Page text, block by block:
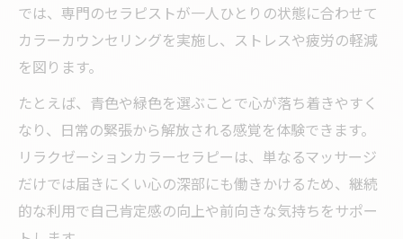
では、専門のセラピストが一人ひとりの状態に合わせて
カラーカウンセリングを実施し、ストレスや疲労の軽減
を図ります。
たとえば、青色や緑色を選ぶことで心が落ち着きやすく
なり、日常の緊張から解放される感覚を体験できます。
リラクゼーションカラーセラピーは、単なるマッサージ
だけでは届きにくい心の深部にも働きかけるため、継続
的な利用で自己肯定感の向上や前向きな気持ちをサポー